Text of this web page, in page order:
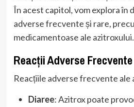
În acest capitol, vom explora în
adverse frecvente și rare,
medicamentoase ale azitroxului.
Reacții Adverse Frecvente
Reacțiile adverse frecvente ale
Diaree: Azitrox poate